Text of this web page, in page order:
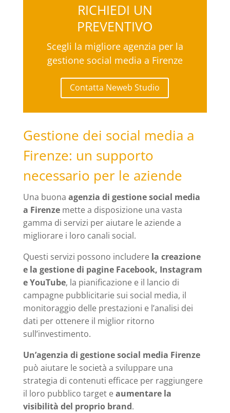
RICHIEDI UN
PREVENTIVO
Scegli la migliore agenzia per la
gestione social media a Firenze
Contatta Neweb Studio
Gestione dei social media a
Firenze: un supporto
necessario per le aziende
Una buona agenzia di gestione social media
a Firenzemette a disposizione una vasta
gamma di servizi per aiutare le aziende a
migliorare i loro canali social.
Questi servizi possono includere la creazione
e la gestione di pagine Facebook, Instagram
e YouTube, la pianificazione e il lancio di
campagne pubblicitarie sui social media, il
monitoraggio delle prestazioni e l’analisi dei
dati per ottenere il miglior ritorno
sull’investimento.
Un’agenzia di gestione social media Firenze
può aiutare le società a sviluppare una
strategia di contenuti efficace per raggiungere
il loro pubblico target eaumentare la
visibilità del proprio brand.